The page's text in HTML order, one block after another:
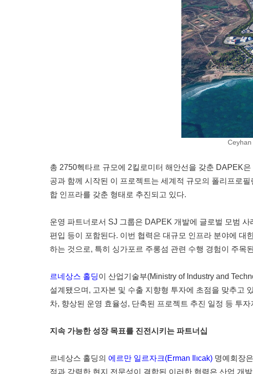
총 2750헥타르 규모에 2킬로미터 해안선을 갖춘 DAPEK
공과 함께 시작된 이 프로젝트는 세계적 규모의 폴리프로
합 인프라를 갖춘 형태로 추진되고 있다.
운영 파트너로서 SJ 그룹은 DAPEK 개발에 글로벌 모범
편입 등이 포함된다. 이번 협력은 대규모 인프라 분야에
하는 것으로, 특히 싱가포르 주롱섬 관련 수행 경험이 주목
르네상스 홀딩이 산업기술부(Ministry of Industry and
설계됐으며, 고자본 및 수출 지향형 투자에 초점을 맞추고
차, 향상된 운영 효율성, 단축된 프로젝트 추진 일정 등 투
지속 가능한 성장 목표를 진전시키는 파트너십
르네상스 홀딩의 에르만 일르자크(Erman Ilıcak) 명예회장
점과 강력한 현지 전문성이 결합된 이러한 협력은 산업 개